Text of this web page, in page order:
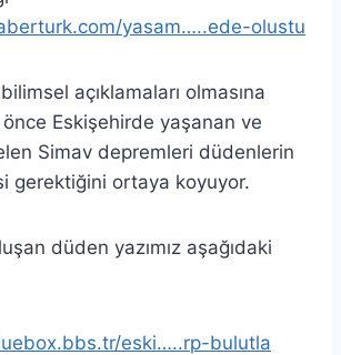
yasam…..ede-olustu
açıklamaları olmasına
Eskişehirde yaşanan ve
Simav depremleri düdenlerin
gerektiğini ortaya koyuyor.
düden yazımız aşağıdaki
eski…..rp-bulutla